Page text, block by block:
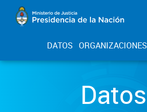
DATOS ORGANIZACIONES
Datos